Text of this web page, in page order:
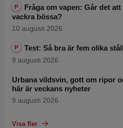
P
Fråga om vapen: Går det
vackra bössa?
10 augusti 2026
P Test: Så bra är fem olika
9 augusti 2026
Urbana vildsvin, gott om ripor
här är veckans nyheter
9 augusti 2026
Visa fler